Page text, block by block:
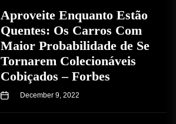
Aproveite Enquanto Estão
Quentes: Os Carros Com
Maior Probabilidade de Se
Tornarem Colecionáveis ​​
Cobiçados – Forbes
December 9, 2022